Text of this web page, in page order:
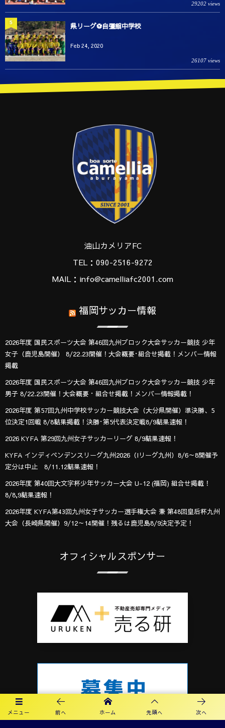
29202 views
県リーグ⚽️自彊館中学校
Feb 24, 2020
26107 views
5
メニュー 前へ ホーム 先頭へ 次へ
油山カメリアFC
TEL：090-2516-9272
MAIL：info@camelliafc2001.com
福岡サッカー情報
2026年度 国民スポーツ大会 第46回九州ブロック大会サッカー競技 少年
女子（鹿児島開催） 8/22.23開催！大会概要･組合せ掲載！メンバー情報
掲載
2026年度 国民スポーツ大会 第46回九州ブロック大会サッカー競技 少年
男子 8/22.23開催！大会概要・組合せ掲載！メンバー情報掲載！
2026年度 第57回九州中学校サッカー競技大会（大分県開催）準決勝、5
位決定1回戦 8/8結果掲載！決勝･第5代表決定戦8/9結果速報！
2026 KYFA 第29回九州女子サッカーリーグ 8/9結果速報！
KYFA インディペンデンスリーグ九州2026（Iリーグ九州）8/6～8開催予
定分は中止 8/11.12結果速報！
2026年度 第40回大文字杯少年サッカー大会 U-12 (福岡) 組合せ掲載！
8/8,9結果速報！
2026年度 KYFA第43回九州女子サッカー選手権大会 兼 第48回皇后杯九州
大会（長崎県開催）9/12～14開催！残るは鹿児島8/9決定予定！
オフィシャルスポンサー